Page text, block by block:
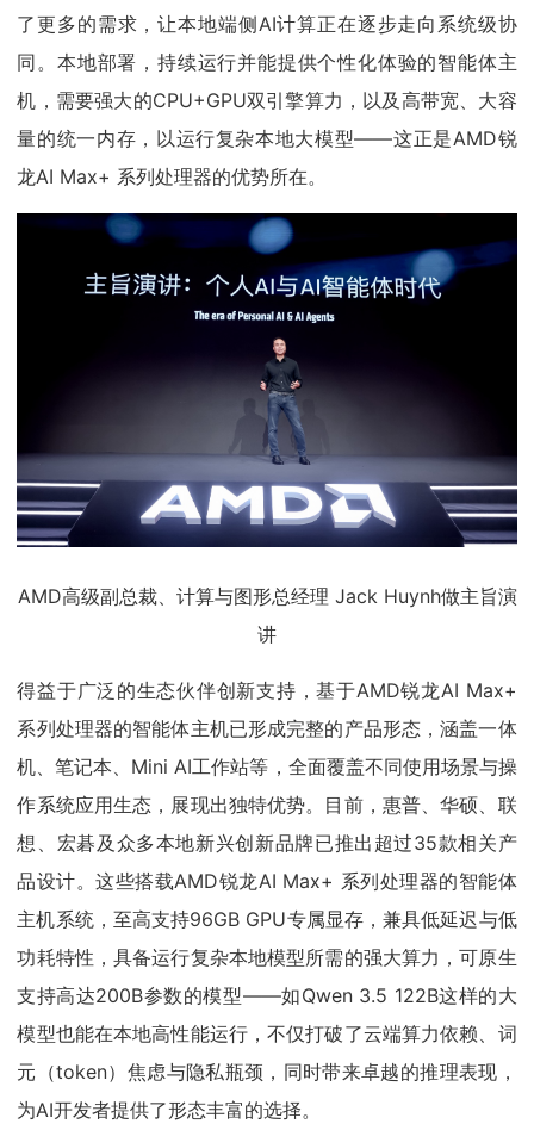
了更多的需求，让本地端侧AI计算正在逐步走向系统级协
同。本地部署，持续运行并能提供个性化体验的智能体主
机，需要强大的CPU+GPU双引擎算力，以及高带宽、大容
量的统一内存，以运行复杂本地大模型——这正是AMD锐
龙AI Max+ 系列处理器的优势所在。
AMD高级副总裁、计算与图形总经理 Jack Huynh做主旨演
讲
得益于广泛的生态伙伴创新支持，基于AMD锐龙AI Max+
系列处理器的智能体主机已形成完整的产品形态，涵盖一体
机、笔记本、Mini AI工作站等，全面覆盖不同使用场景与操
作系统应用生态，展现出独特优势。目前，惠普、华硕、联
想、宏碁及众多本地新兴创新品牌已推出超过35款相关产
品设计。这些搭载AMD锐龙AI Max+ 系列处理器的智能体
主机系统，至高支持96GB GPU专属显存，兼具低延迟与低
功耗特性，具备运行复杂本地模型所需的强大算力，可原生
支持高达200B参数的模型——如Qwen 3.5 122B这样的大
模型也能在本地高性能运行，不仅打破了云端算力依赖、词
元（token）焦虑与隐私瓶颈，同时带来卓越的推理表现，
为AI开发者提供了形态丰富的选择。